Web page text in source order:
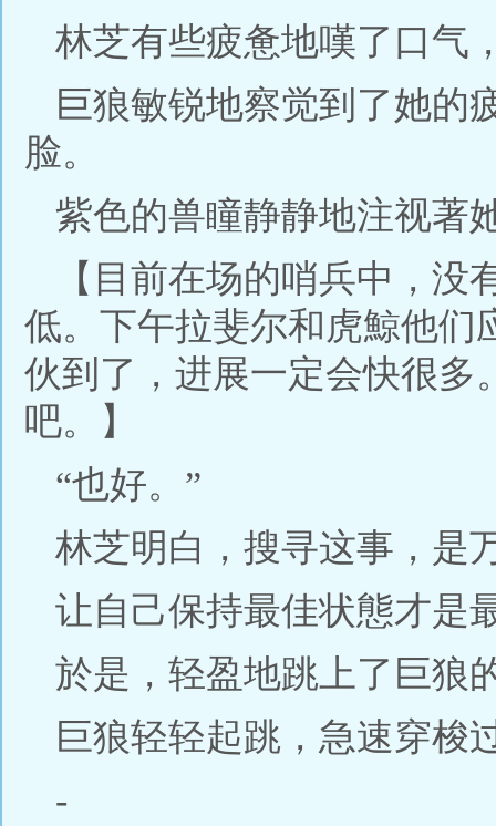
林芝有些疲惫地嘆了口气
巨狼敏锐地察觉到了她的
脸。
紫色的兽瞳静静地注视著
【目前在场的哨兵中，
低。下午拉斐尔和虎鯨他们
伙到了，进展一定会快很多
吧。】
“也好。”
林芝明白，搜寻这事，是
让自己保持最佳状態才是
於是，轻盈地跳上了巨狼
巨狼轻轻起跳，急速穿梭
-